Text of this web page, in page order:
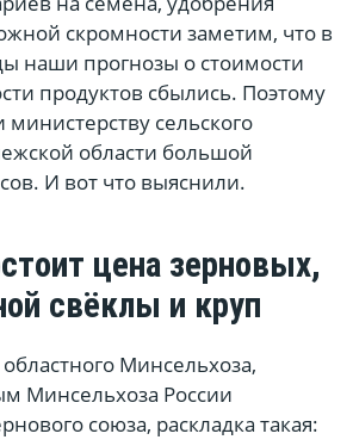
скромности заметим, что в
наши прогнозы о стоимости
продуктов сбылись. Поэтому
сельского
области большой
И вот что выяснили.
цена зерновых,
свёклы и круп
Минсельхоза,
Минсельхоза России
союза, раскладка такая: